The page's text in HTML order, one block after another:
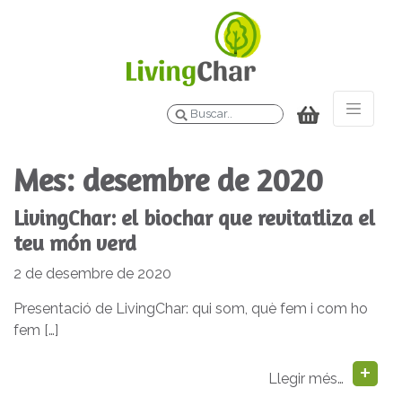
Buscar
Mes: desembre de 2020
LivingChar: el biochar que revitatliza el
teu món verd
2 de desembre de 2020
Presentació de LivingChar: qui som, què fem i com ho
fem […]
Llegir més…